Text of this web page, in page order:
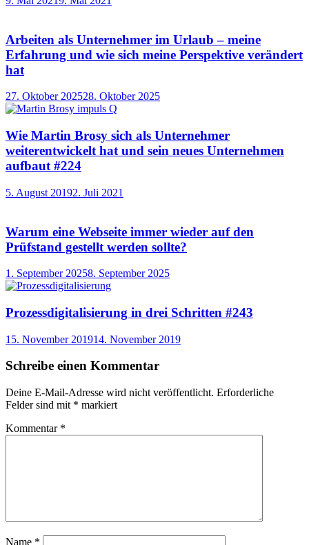
Arbeiten als Unternehmer im Urlaub – meine
Erfahrung und wie sich meine Perspektive verändert
hat
27. Oktober 202528. Oktober 2025
Wie Martin Brosy sich als Unternehmer
weiterentwickelt hat und sein neues Unternehmen
aufbaut #224
5. August 20192. Juli 2021
Warum eine Webseite immer wieder auf den
Prüfstand gestellt werden sollte?
1. September 20258. September 2025
Prozessdigitalisierung in drei Schritten #243
15. November 201914. November 2019
Schreibe einen Kommentar
Deine E-Mail-Adresse wird nicht veröffentlicht. Erforderliche
Felder sind mit * markiert
Kommentar *
Name *